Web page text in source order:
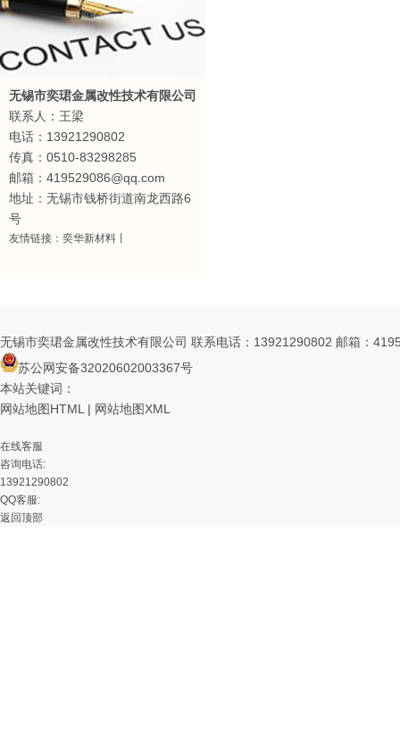
无锡市奕珺金属改性技术有限公司
联系人：王梁
电话：13921290802
传真：0510-83298285
邮箱：419529086@qq.com
地址：无锡市钱桥街道南龙西路6
号
友情链接： 奕华新材料
无锡市奕珺金属改性技术有限公司 联系电话：13921290802 邮箱：
苏公网安备32020602003367号
本站关键词：
网站地图HTML| 网站地图XML
在线客服
咨询电话:
13921290802
QQ客服:
返回顶部